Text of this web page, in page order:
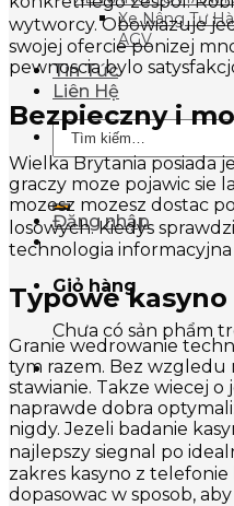
Xe Nâng Tự
AGV
Tin Tức
Liên Hệ
Tìm
kiếm:
Đăng nhập
Giỏ hàng
Chưa có sản phẩm
wytworcy. Obowiazuje
swojej ofercie ponizej
pewnoscia bylo
Bezpieczny i
Wielka Brytania posiada
graczy moze pojawic sie
mozesz mozesz dostac
losowych. Kiedys
technologia
Typowe
Granie wedrowanie
tym razem. Bez wzgledu
stawianie. Takze wiecej
naprawde dobra
nigdy. Jezeli badanie
najlepszy siegnal po
zakres kasyno z
dopasowac w sposob,